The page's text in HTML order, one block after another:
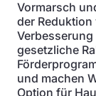
Vormarsch
der
gesetzliche
und machen
Option für